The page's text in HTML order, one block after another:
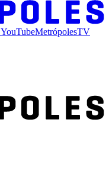
YouTubeMetrópolesTV